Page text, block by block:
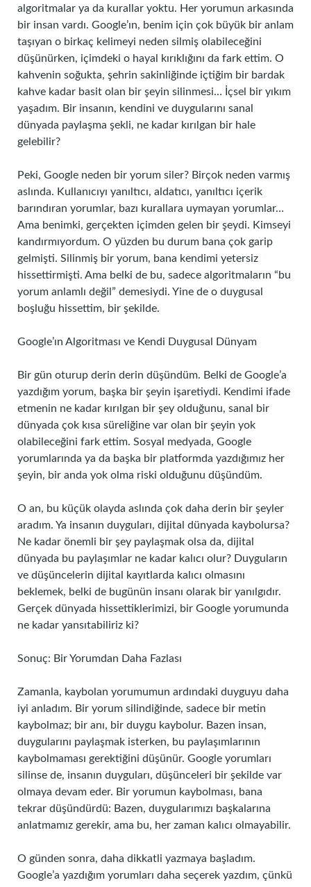
algoritmalar ya da kurallar yoktu. Her yorumun arkasında
bir insan vardı. Google’ın, benim için çok büyük bir anlam
taşıyan o birkaç kelimeyi neden silmiş olabileceğini
düşünürken, içimdeki o hayal kırıklığını da fark ettim. O
kahvenin soğukta, şehrin sakinliğinde içtiğim bir bardak
kahve kadar basit olan bir şeyin silinmesi… İçsel bir yıkım
yaşadım. Bir insanın, kendini ve duygularını sanal
dünyada paylaşma şekli, ne kadar kırılgan bir hale
gelebilir?
Peki, Google neden bir yorum siler? Birçok neden varmış
aslında. Kullanıcıyı yanıltıcı, aldatıcı, yanıltıcı içerik
barındıran yorumlar, bazı kurallara uymayan yorumlar…
Ama benimki, gerçekten içimden gelen bir şeydi. Kimseyi
kandırmıyordum. O yüzden bu durum bana çok garip
gelmişti. Silinmiş bir yorum, bana kendimi yetersiz
hissettirmişti. Ama belki de bu, sadece algoritmaların “bu
yorum anlamlı değil” demesiydi. Yine de o duygusal
boşluğu hissettim, bir şekilde.
Google’ın Algoritması ve Kendi Duygusal Dünyam
Bir gün oturup derin derin düşündüm. Belki de Google’a
yazdığım yorum, başka bir şeyin işaretiydi. Kendimi ifade
etmenin ne kadar kırılgan bir şey olduğunu, sanal bir
dünyada çok kısa süreliğine var olan bir şeyin yok
olabileceğini fark ettim. Sosyal medyada, Google
yorumlarında ya da başka bir platformda yazdığımız her
şeyin, bir anda yok olma riski olduğunu düşündüm.
O an, bu küçük olayda aslında çok daha derin bir şeyler
aradım. Ya insanın duyguları, dijital dünyada kaybolursa?
Ne kadar önemli bir şey paylaşmak olsa da, dijital
dünyada bu paylaşımlar ne kadar kalıcı olur? Duyguların
ve düşüncelerin dijital kayıtlarda kalıcı olmasını
beklemek, belki de bugünün insanı olarak bir yanılgıdır.
Gerçek dünyada hissettiklerimizi, bir Google yorumunda
ne kadar yansıtabiliriz ki?
Sonuç: Bir Yorumdan Daha Fazlası
Zamanla, kaybolan yorumumun ardındaki duyguyu daha
iyi anladım. Bir yorum silindiğinde, sadece bir metin
kaybolmaz; bir anı, bir duygu kaybolur. Bazen insan,
duygularını paylaşmak isterken, bu paylaşımlarının
kaybolmaması gerektiğini düşünür. Google yorumları
silinse de, insanın duyguları, düşünceleri bir şekilde var
olmaya devam eder. Bir yorumun kaybolması, bana
tekrar düşündürdü: Bazen, duygularımızı başkalarına
anlatmamız gerekir, ama bu, her zaman kalıcı olmayabilir.
O günden sonra, daha dikkatli yazmaya başladım.
Google’a yazdığım yorumları daha seçerek yazdım, çünkü